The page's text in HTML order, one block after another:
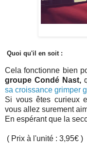
Quoi qu'il en soit :
Cela fonctionne bien
groupe Condé Nast,
sa croissance grimper
Si vous êtes curieux
vous allez surement
En espérant que la
( Prix à l'unité : 3,95€ )